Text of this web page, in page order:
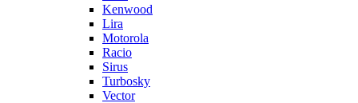
Kenwood
Lira
Motorola
Racio
Sirus
Turbosky
Vector